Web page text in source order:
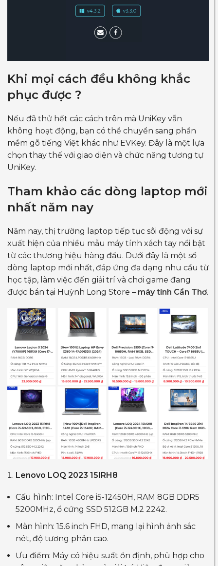
Khi mọi cách đều không khắc
phục được ?
Nếu đã thử hết các cách trên mà UniKey vẫn
không hoạt động, bạn có thể chuyển sang phần
mềm gõ tiếng Việt khác như EVKey. Đây là một lựa
chọn thay thế với giao diện và chức năng tương tự
UniKey.
Tham khảo các dòng laptop mới
nhất năm nay
Năm nay, thị trường laptop tiếp tục sôi động với sự
xuất hiện của nhiều mẫu máy tính xách tay nổi bật
từ các thương hiệu hàng đầu. Dưới đây là một số
dòng laptop mới nhất, đáp ứng đa dạng nhu cầu từ
học tập, làm việc đến giải trí và chơi game đang
được bán tại Huỳnh Long Store – máy tính Cần Thơ.
Lenovo LOQ 2023 15IRH8
Cấu hình: Intel Core i5-12450H, RAM 8GB DDR5
5200MHz, ổ cứng SSD 512GB M.2 2242.
Màn hình: 15.6 inch FHD, mang lại hình ảnh sắc
nét, độ tương phản cao.
Ưu điểm: Máy có hiệu suất ổn định, phù hợp cho